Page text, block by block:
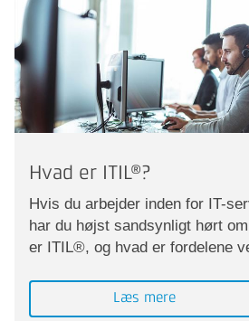
Hvad er ITIL®?
Hvis du arbejder inden for IT-
har du højst sandsynligt hørt
er ITIL®, og hvad er fordelene
Læs mere